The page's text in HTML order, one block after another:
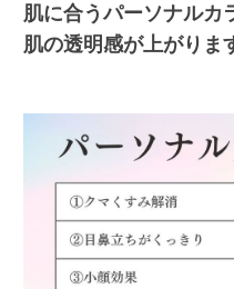
肌に合うパーソナルカ
肌の透明感が上がりま